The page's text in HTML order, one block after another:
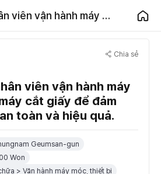
Tuyển dụng nhân viên vận hành máy cuộn giấy và máy cắt giấy để đảm bảo sản xuất an toàn và hiệu quả.
Chia sẻ
viên vận hành máy
cắt giấy để đảm
toàn và hiệu quả.
Geumsan-gun
Won
> Vận hành máy móc, thiết bị